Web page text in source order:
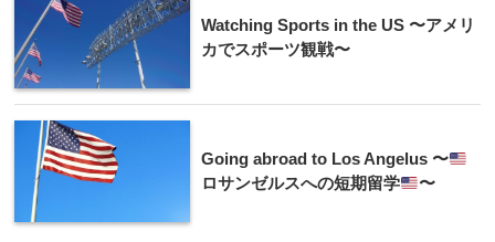
Watching Sports in the US 〜アメリ
カでスポーツ観戦〜
Going abroad to Los Angelus 〜
ロサンゼルスへの短期留学
〜